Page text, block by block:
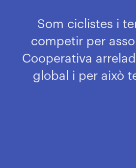
Som ciclistes i
competir per
Cooperativa
global i per això